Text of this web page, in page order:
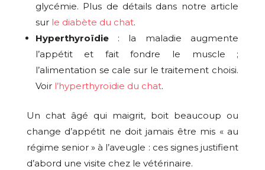
glycémie. Plus de détails dans notre article
sur le diabète du chat.
Hyperthyroïdie: la maladie augmente
l’appétit et fait fondre le muscle ;
l’alimentation se cale sur le traitement choisi.
Voir l’hyperthyroïdie du chat.
Un chat âgé qui maigrit, boit beaucoup ou
change d’appétit ne doit jamais être mis « au
régime senior » à l’aveugle : ces signes justifient
d’abord une visite chez le vétérinaire.